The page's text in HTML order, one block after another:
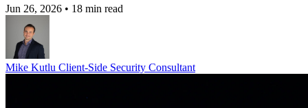
Jun 26, 2026 • 18 min read
Mike Kutlu Client-Side Security Consultant